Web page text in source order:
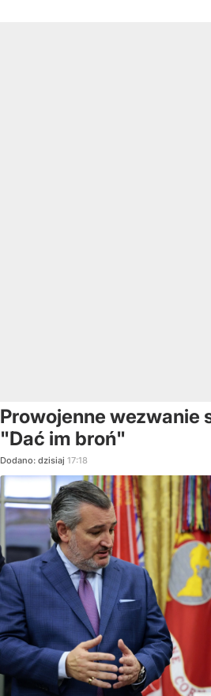
Prowojenne wezwanie
"Dać im broń"
Dodano: dzisiaj 17:18